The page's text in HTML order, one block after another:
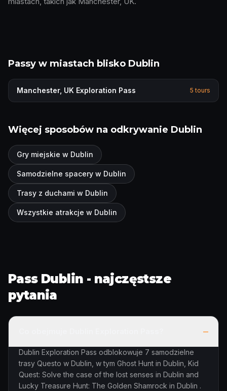
Passy w miastach blisko Dublin
Manchester, UK Exploration Pass 5 tours
Więcej sposobów na odkrywanie Dublin
Gry miejskie w Dublin
Samodzielne spacery w Dublin
Trasy z duchami w Dublin
Wszystkie atrakcje w Dublin
Pass Dublin - najczęstsze
pytania
–
Dublin Exploration Pass odblokowuje 7 samodzielne
trasy Questo w Dublin, w tym Ghost Hunt in Dublin, Kid
Quest: Solve the case of the lost senses in Dublin and
Lucky Treasure Hunt: The Golden Shamrock in Dublin .